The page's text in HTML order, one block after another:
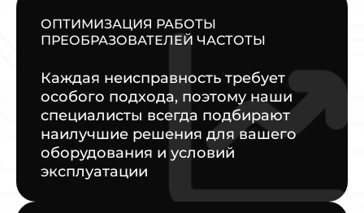
ОПТИМИЗАЦИЯ РАБОТЫ
ПРЕОБРАЗОВАТЕЛЕЙ ЧАСТОТЫ
Каждая неисправность требует
особого подхода, поэтому наши
специалисты всегда подбирают
наилучшие решения для вашего
оборудования и условий
эксплуатации